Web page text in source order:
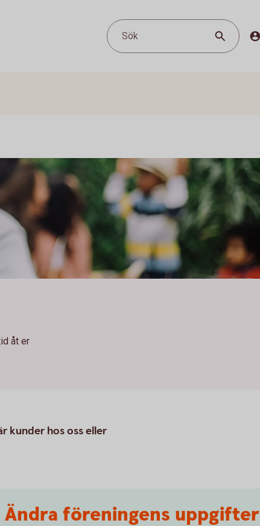
Sök
åt er
kunder hos oss eller
Ändra föreningens uppgifter